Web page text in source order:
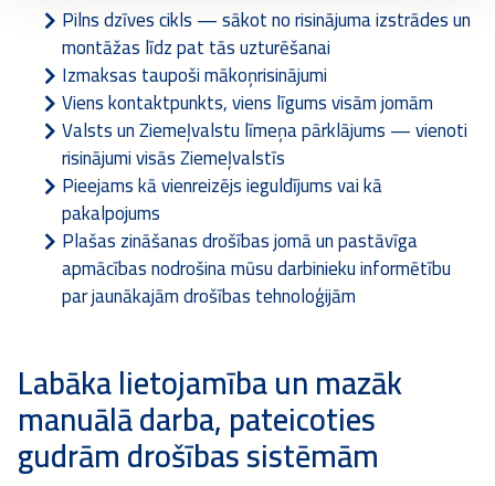
Pilns dzīves cikls — sākot no risinājuma izstrādes un
montāžas līdz pat tās uzturēšanai
Izmaksas taupoši mākoņrisinājumi
Viens kontaktpunkts, viens līgums visām jomām
Valsts un Ziemeļvalstu līmeņa pārklājums — vienoti
risinājumi visās Ziemeļvalstīs
Pieejams kā vienreizējs ieguldījums vai kā
pakalpojums
Plašas zināšanas drošības jomā un pastāvīga
apmācības nodrošina mūsu darbinieku informētību
par jaunākajām drošības tehnoloģijām
Labāka lietojamība un mazāk
manuālā darba, pateicoties
gudrām drošības sistēmām